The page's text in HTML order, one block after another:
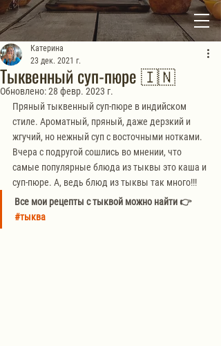
Тыквенный суп-пюре 🇮🇳
Катерина
23 дек. 2021 г.
Обновлено:28 февр. 2023 г.
Пряный тыквенный суп-пюре в индийском
стиле. Ароматный, пряный, даже дерзкий и
жгучий, но нежный суп с восточными нотками.
Вчера с подругой сошлись во мнении, что
самые популярные блюда из тыквы это каша и
суп-пюре. А, ведь блюд из тыквы так много!!!
Все мои рецепты с тыквой можно найти 👉
#тыква